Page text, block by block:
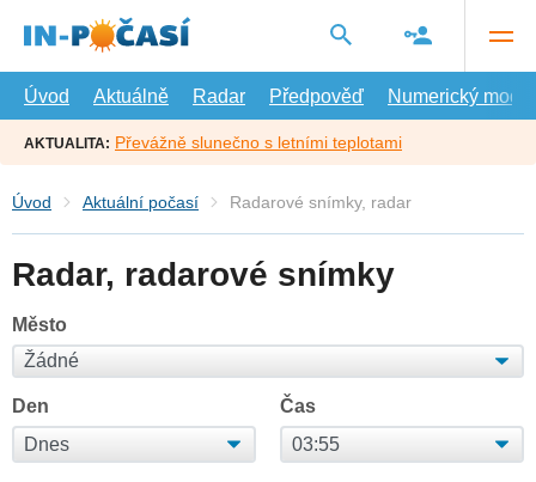
hlavní
Úvod
Aktuálně Radar Předpověď Numerický model
AKTUALITA: Převážně slunečno s letními teplotami
Úvod Aktuální počasí Radarové snímky, radar
Radar, radarové snímky
Město
Den Čas